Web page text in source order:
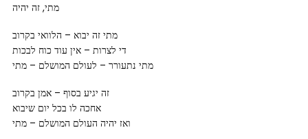
מתי, זה יהיה
מתי זה יבוא – הלוואי בקרוב
די לצרות – אין עוד כוח לבכות
מתי נתעורר – לעולם המושלם – מתי
זה יגיע בסוף – אמן בקרוב
אחכה לו בכל יום שיבוא
ואז יהיה העולם המושלם – מתי